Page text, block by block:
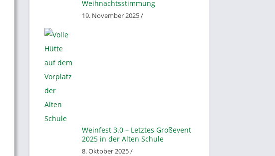
Weihnachtsstimmung
19. November 2025 /
Weinfest 3.0 – Letztes Großevent
2025 in der Alten Schule
8. Oktober 2025 /